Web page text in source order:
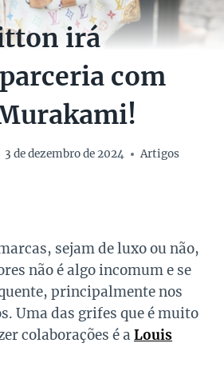
irá
com
3 de dezembro de 2024 Artigos
sejam de luxo ou não,
não é algo incomum e se
principalmente nos
Uma das grifes que é muito
colaborações é a Louis